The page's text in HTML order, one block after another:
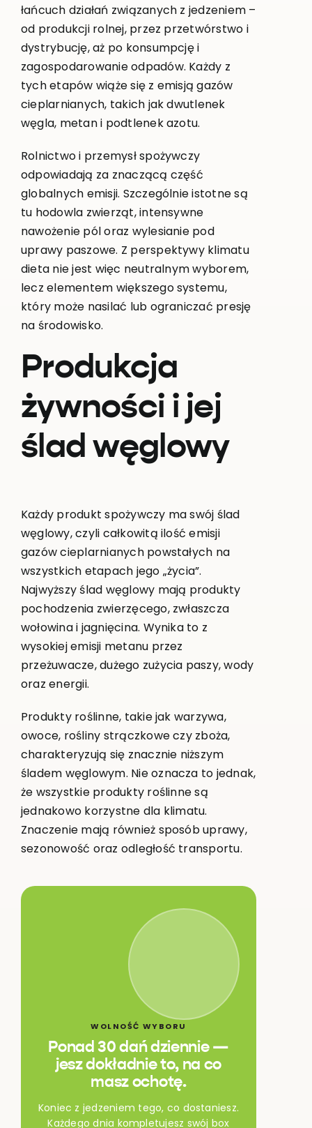
łańcuch działań związanych z jedzeniem –
od produkcji rolnej, przez przetwórstwo i
dystrybucję, aż po konsumpcję i
zagospodarowanie odpadów. Każdy z
tych etapów wiąże się z emisją gazów
cieplarnianych, takich jak dwutlenek
węgla, metan i podtlenek azotu.
Rolnictwo i przemysł spożywczy
odpowiadają za znaczącą część
globalnych emisji. Szczególnie istotne są
tu hodowla zwierząt, intensywne
nawożenie pól oraz wylesianie pod
uprawy paszowe. Z perspektywy klimatu
dieta nie jest więc neutralnym wyborem,
lecz elementem większego systemu,
który może nasilać lub ograniczać presję
na środowisko.
Produkcja
żywności i jej
ślad węglowy
Każdy produkt spożywczy ma swój ślad
węglowy, czyli całkowitą ilość emisji
gazów cieplarnianych powstałych na
wszystkich etapach jego „życia”.
Najwyższy ślad węglowy mają produkty
pochodzenia zwierzęcego, zwłaszcza
wołowina i jagnięcina. Wynika to z
wysokiej emisji metanu przez
przeżuwacze, dużego zużycia paszy, wody
oraz energii.
Produkty roślinne, takie jak warzywa,
owoce, rośliny strączkowe czy zboża,
charakteryzują się znacznie niższym
śladem węglowym. Nie oznacza to jednak,
że wszystkie produkty roślinne są
jednakowo korzystne dla klimatu.
Znaczenie mają również sposób uprawy,
sezonowość oraz odległość transportu.
WOLNOŚĆ WYBORU
Ponad 30 dań dziennie —
jesz dokładnie to, na co
masz ochotę.
Koniec z jedzeniem tego, co dostaniesz.
Każdego dnia kompletujesz swój box